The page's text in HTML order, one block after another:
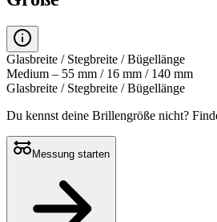
Glasbreite / Stegbreite / Bügellänge
Medium – 55 mm / 16 mm / 140 mm
Glasbreite / Stegbreite / Bügellänge
Du kennst deine Brillengröße nicht?
Messung starten